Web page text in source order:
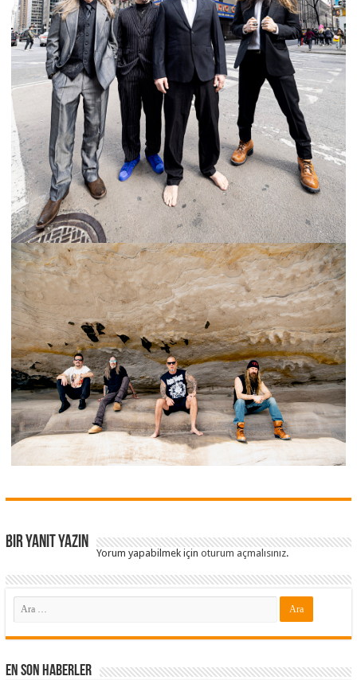
Bir yanıt yazın
Yorum yapabilmek içinoturum açmalısınız.
En Son Haberler